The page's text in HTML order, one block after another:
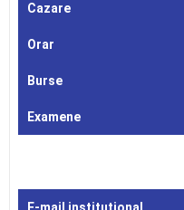
Cazare
Orar
Burse
Examene